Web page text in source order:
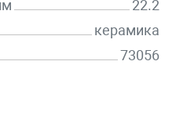
22.2
керамика
73056